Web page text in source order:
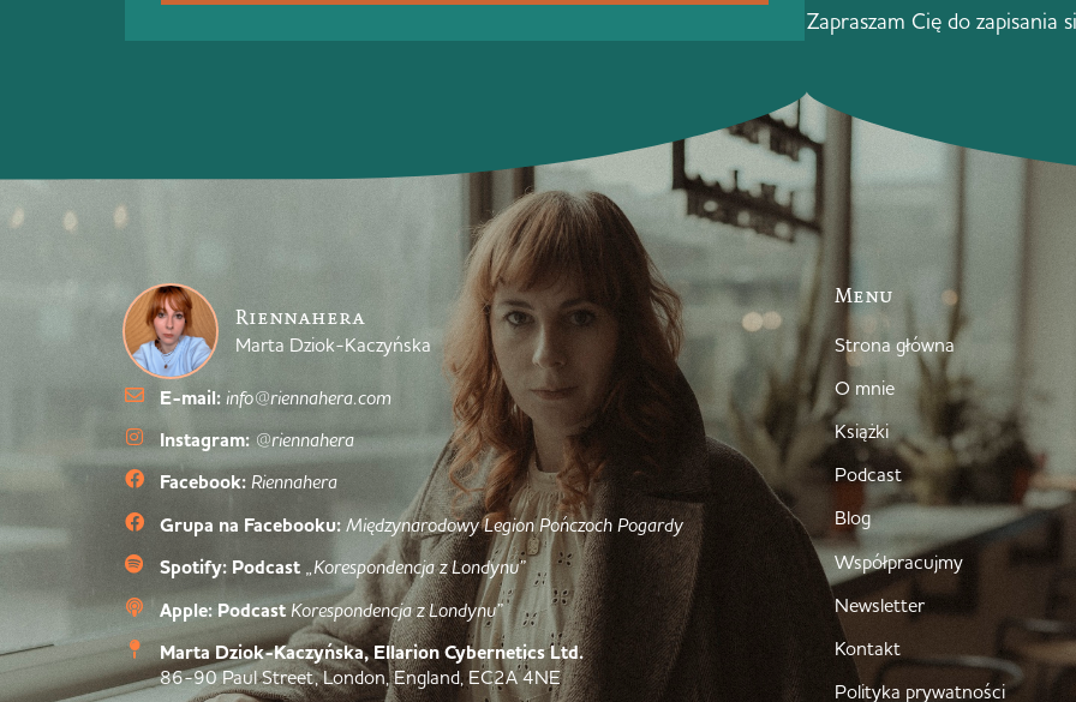
Zapraszam Cię do zapisania
Riennahera
Marta Dziok-Kaczyńska
E-mail: info@riennahera.com
Instagram: @riennahera
Facebook: Riennahera
Grupa na Facebooku: Międzynarodowy Legion Pończoch Pogardy
Spotify: Podcast „Korespondencja z Londynu”
Apple: Podcast Korespondencja z Londynu”
Marta Dziok-Kaczyńska, Ellarion Cybernetics Ltd.
86-90 Paul Street, London, England, EC2A 4NE
Menu
Strona główna
O mnie
Książki
Podcast
Blog
Współpracujmy
Newsletter
Kontakt
Polityka prywatności